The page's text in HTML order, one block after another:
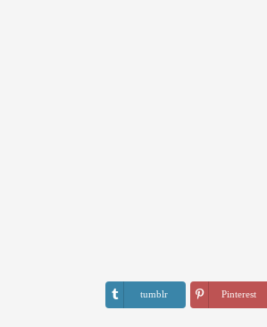
tumblr Pinterest